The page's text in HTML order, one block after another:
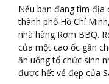
Nếu bạn đang tìm địa
thành phố Hồ Chí
nhà hàng Rơm BBQ.
của một cao ốc gần
ăn uống tổ chức sinh
được hết vẻ đẹp của